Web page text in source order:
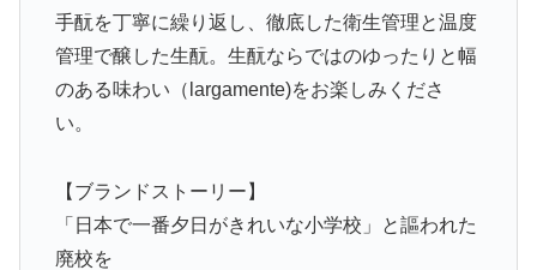
手酛を丁寧に繰り返し、徹底した衛生管理と温度
管理で醸した生酛。生酛ならではのゆったりと幅
のある味わい（largamente)をお楽しみくださ
い。
【ブランドストーリー】
「日本で一番夕日がきれいな小学校」と謳われた
廃校を